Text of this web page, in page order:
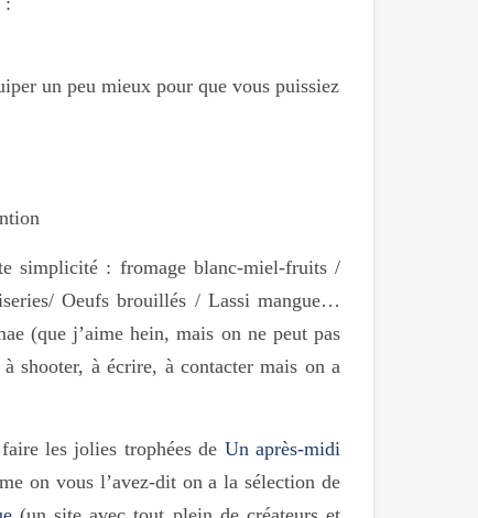
un peu mieux pour que vous puissiez
simplicité : fromage blanc-miel-fruits /
Oeufs brouillés / Lassi mangue…
(que j’aime hein, mais on ne peut pas
shooter, à écrire, à contacter mais on a
les jolies trophées de Un après-midi
on vous l’avez-dit on a la sélection de